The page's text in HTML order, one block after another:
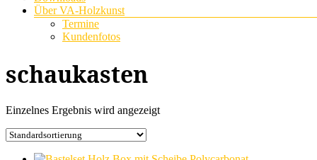
Über VA-Holzkunst
Termine
Kundenfotos
schaukasten
Einzelnes Ergebnis wird angezeigt